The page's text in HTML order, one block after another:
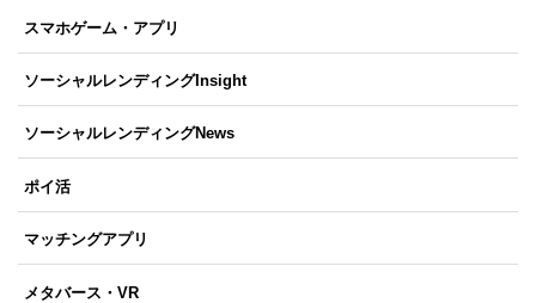
スマホゲーム・アプリ
ソーシャルレンディングInsight
ソーシャルレンディングNews
ポイ活
マッチングアプリ
メタバース・VR